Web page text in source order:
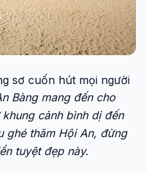
sơ cuốn hút mọi người
Bàng mang đến cho
cảnh bình dị đến
ghé thăm Hội An, đừng
tuyệt đẹp này.